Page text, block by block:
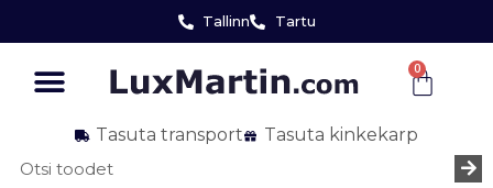
Tallinn Tartu
0
Tasuta transport Tasuta kinkekarp